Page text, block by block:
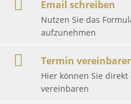
Email schreiben
Nutzen Sie das
aufzunehmen
Termin
Hier können Sie
vereinbaren